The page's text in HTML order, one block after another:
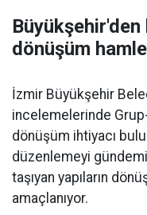
dönüşüm
İzmir Büyükşehir
incelemelerinde
dönüşüm ihtiyacı
düzenlemeyi
taşıyan yapıların
amaçlanıyor.